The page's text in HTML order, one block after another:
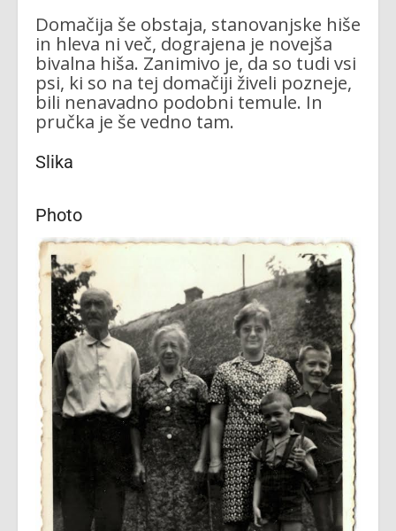
Domačija še obstaja, stanovanjske hiše
in hleva ni več, dograjena je novejša
bivalna hiša. Zanimivo je, da so tudi vsi
psi, ki so na tej domačiji živeli pozneje,
bili nenavadno podobni temule. In
pručka je še vedno tam.
Slika
Photo